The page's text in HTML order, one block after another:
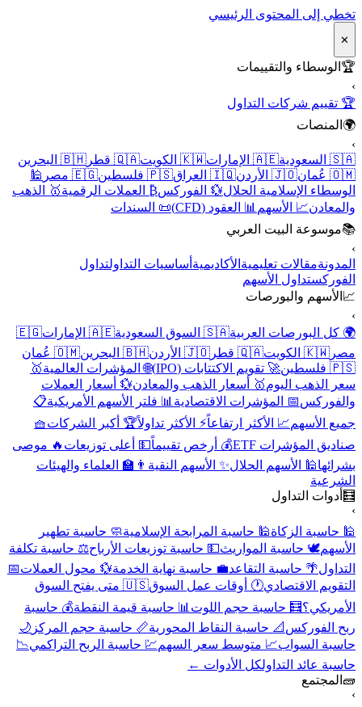
تخطي إلى المحتوى الرئيسي
✕
🏆الوسطاء والتقييمات
🏆 تقييم شركات التداول
🌍المنصات
🇸🇦 السعودية
🇦🇪 الإمارات 🇰🇼 الكويت 🇶🇦 قطر
🇧🇭 البحرين
🇴🇲 عُمان
🇯🇴 الأردن 🇮🇶 العراق 🇵🇸 فلسطين 🇪🇬 مصر
🕌
الوسطاء الإسلامية الحلال 💱 الفوركس ₿ العملات الرقمية🥇 الذهب
والمعادن📈 الأسهم📊 العقود (CFD)
📜 السندات
📚موسوعة البيت العربي
المدونةمقالات تعليميةالأكاديميةأساسيات التداولتداول
الفوركستداول الأسهم
📈الأسهم والبورصات
🌍 كل البورصات العربية🇸🇦 السوق السعودية 🇦🇪 الإمارات
🇪🇬
مصر 🇰🇼 الكويت 🇶🇦 قطر 🇯🇴 الأردن 🇧🇭 البحرين
🇴🇲 عُمان
🇵🇸 فلسطين
🚀 تقويم الاكتتابات (IPO) 🌐 المؤشرات العالمية🥇
سعر الذهب اليوم🥇 أسعار الذهب والمعادن💱 أسعار العملات
والفوركس 📅 المؤشرات الاقتصادية📊 فلتر الأسهم الأمريكية📋
جميع الأسهم📈 الأكثر ارتفاعاً⚡ الأكثر تداولاً🏆 أكبر الشركات🧺
صناديق المؤشرات ETF
💰 أرخص تقييماً💵 أعلى توزيعات🔥 موصى
بشرائها🕌 الأسهم الحلال ✨ الأسهم النقية👨‍🏫 العلماء والهيئات
الشرعية
🧮أدوات التداول
🕌 حاسبة الزكاة🕌 حاسبة المرابحة الإسلامية🧼 حاسبة تطهير
الأسهم🕊️ حاسبة المواريث💵 حاسبة توزيعات الأرباح⚖️ حاسبة تكلفة
التداول 🌴 حاسبة التقاعد💼 حاسبة نهاية الخدمة💱 محول العملات📅
التقويم الاقتصادي🕐 أوقات عمل السوق
🇺🇸 متى يفتح السوق
الأمريكي؟🧮 حاسبة حجم اللوت📊 حاسبة قيمة النقطة💰 حاسبة
ربح الفوركس 📐 حاسبة النقاط المحورية📏 حاسبة حجم المركز 🌙
حاسبة السواب📈 متوسط سعر السهم💹 حاسبة الربح التراكمي 📉
حاسبة عائد التداولكل الأدوات ←
🧱المجتمع